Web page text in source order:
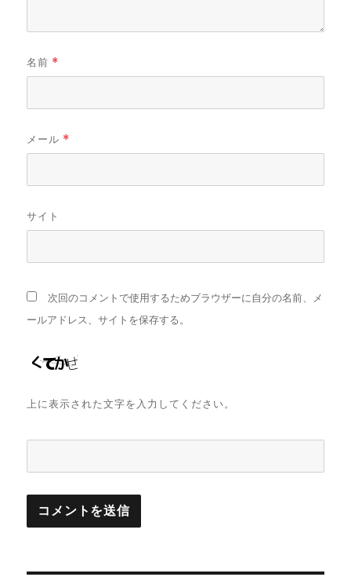
名前 *
メール *
サイト
次回のコメントで使用するためブラウザーに自分の名前、メ
ールアドレス、サイトを保存する。
上に表示された文字を入力してください。